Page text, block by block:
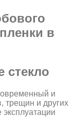
в
стекло
и
трещин и других